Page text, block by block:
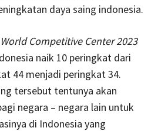
daya saing indonesia.
World Competitive Center 2023
naik 10 peringkat dari
44 menjadi peringkat 34.
tersebut tentunya akan
negara – negara lain untuk
di Indonesia yang